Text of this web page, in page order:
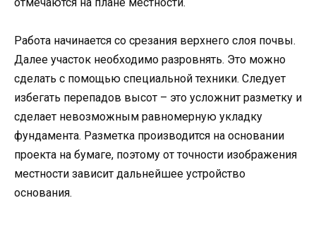
Работа начинается со срезания верхнего слоя почвы.
Далее участок необходимо разровнять. Это можно
сделать с помощью специальной техники. Следует
избегать перепадов высот – это усложнит разметку и
сделает невозможным равномерную укладку
фундамента. Разметка производится на основании
проекта на бумаге, поэтому от точности изображения
местности зависит дальнейшее устройство
основания.